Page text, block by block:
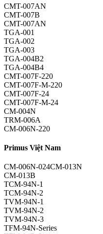
CMT-007AN
CMT-007B
CMT-007AN
TGA-001
TGA-002
TGA-003
TGA-004B2
TGA-004B4
CMT-007F-220
CMT-007F-M-220
CMT-007F-24
CMT-007F-M-24
CM-004N
TRM-006A
CM-006N-220
Primus Việt Nam
CM-006N-024CM-013N
CM-013B
TCM-94N-1
TCM-94N-2
TVM-94N-1
TVM-94N-2
TVM-94N-3
TFM-94N-Series